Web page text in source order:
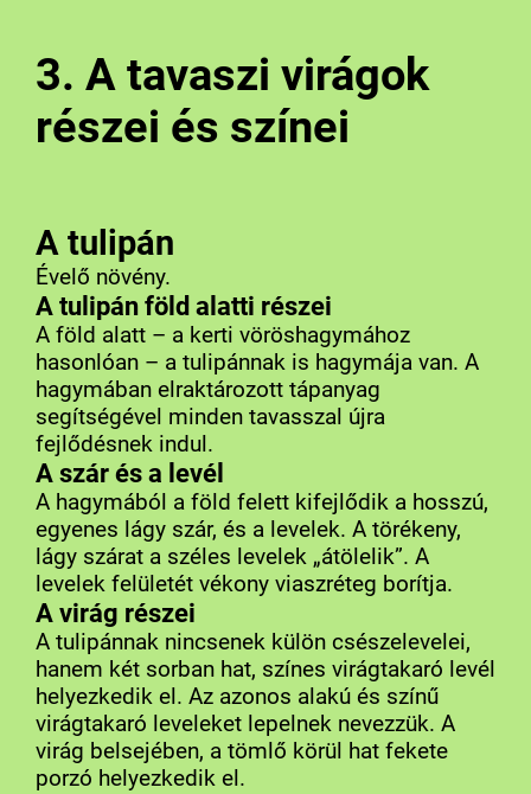
3. A tavaszi virágok
részei és színei
A tulipán
Évelő növény.
A tulipán föld alatti részei
A föld alatt – a kerti vöröshagymához
hasonlóan – a tulipánnak is hagymája van. A
hagymában elraktározott tápanyag
segítségével minden tavasszal újra
fejlődésnek indul.
A szár és a levél
A hagymából a föld felett kifejlődik a hosszú,
egyenes lágy szár, és a levelek. A törékeny,
lágy szárat a széles levelek „átölelik”. A
levelek felületét vékony viaszréteg borítja.
A virág részei
A tulipánnak nincsenek külön csészelevelei,
hanem két sorban hat, színes virágtakaró levél
helyezkedik el. Az azonos alakú és színű
virágtakaró leveleket lepelnek nevezzük. A
virág belsejében, a tömlő körül hat fekete
porzó helyezkedik el.